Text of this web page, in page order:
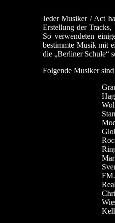
Jeder Musiker / Act
Erstellung der Tracks,
So verwendeten
bestimmte Musik mit
die „Berliner Schule“
Folgende Musiker